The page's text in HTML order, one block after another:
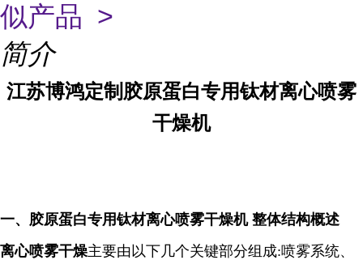
似产品 >
简介
江苏博鸿定制胶原蛋白专用钛材离心喷雾
干燥机
一、 胶原蛋白专用钛材离心喷雾干燥机 整体结构概述
离心喷雾干燥主要由以下几个关键部分组成:喷雾系统、